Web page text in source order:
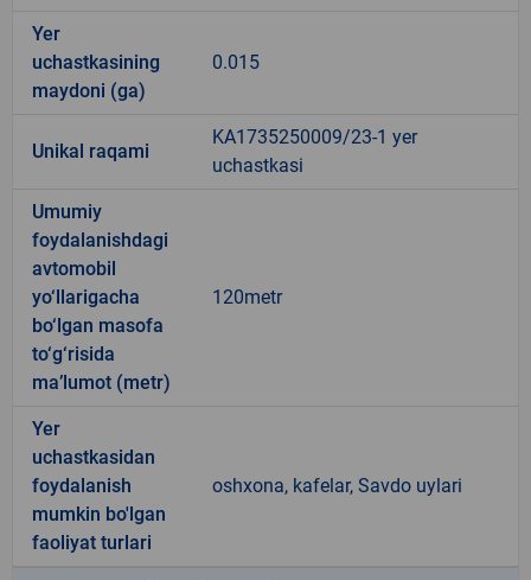
Yer
uchastkasining
maydoni (ga)
0.015
Unikal raqami
KA1735250009/23-1 yer
uchastkasi
Umumiy
foydalanishdagi
avtomobil
yo‘llarigacha
bo‘lgan masofa
to‘g‘risida
ma’lumot (metr)
120metr
Yer
uchastkasidan
foydalanish
mumkin bo'lgan
faoliyat turlari
oshxona, kafelar, Savdo uylari